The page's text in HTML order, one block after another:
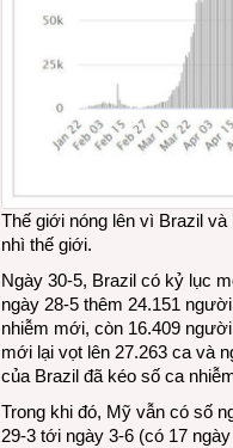
Thế giới nóng lên vì Brazil
nhì thế giới.
Ngày 30-5, Brazil có kỷ lục
ngày 28-5 thêm 24.151
nhiễm mới, còn 16.409
mới lại vọt lên 27.263 ca và
của Brazil đã kéo số ca
Trong khi đó, Mỹ vẫn có số
29-3 tới ngày 3-6 (có 17